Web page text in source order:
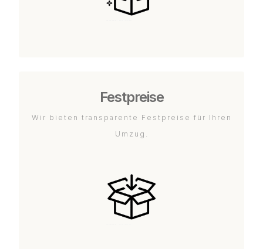
Festpreise
Wir bieten transparente Festpreise für Ihren
Umzug.